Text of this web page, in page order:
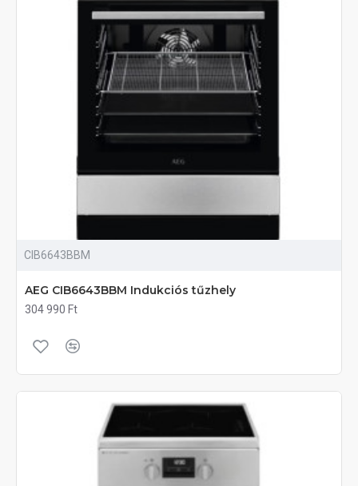
CIB6643BBM
AEG CIB6643BBM Indukciós tűzhely
304 990 Ft